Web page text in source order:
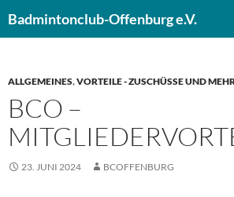
Inhalt
Badmintonclub-Offenburg e.V.
ALLGEMEINES,VORTEILE - ZUSCHÜSSE UND
BCO –
23. JUNI 2024 BCOFFENBURG